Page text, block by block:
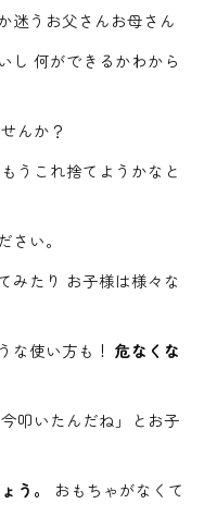
迷うお父さんお母さん
し 何ができるかわから
んか？
もうこれ捨てようかなと
い。
みたり お子様は様々な
な使い方も！ 危なくな
叩いたんだね」とお子
う。 おもちゃがなくて